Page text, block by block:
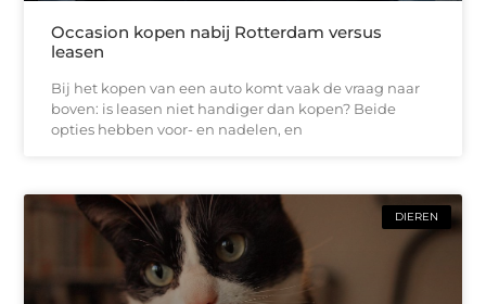
Occasion kopen nabij Rotterdam versus
leasen
Bij het kopen van een auto komt vaak de vraag naar
boven: is leasen niet handiger dan kopen? Beide
opties hebben voor- en nadelen, en
DIEREN